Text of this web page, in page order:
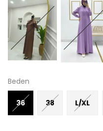
Beden
36 38 L/XL